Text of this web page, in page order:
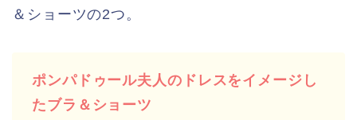
＆ショーツの2つ。
ポンパドゥール夫人のドレスをイメージし
たブラ＆ショーツ